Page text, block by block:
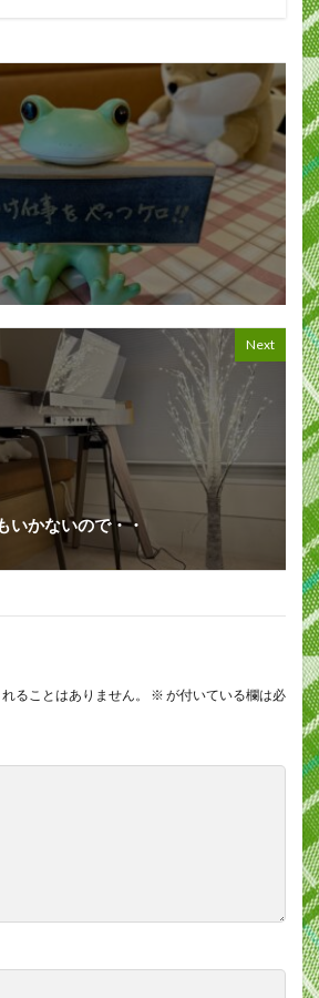
Next
いかないので・・
ることはありません。 ※ が付いている欄は必